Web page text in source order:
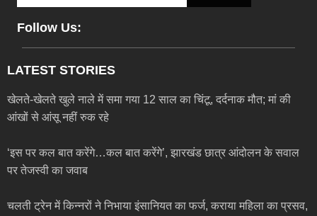
Follow Us:
LATEST STORIES
खेलते-खेलते खुले नाले में समा गया 12 साल का चिंटू, दर्दनाक मौत; मां की
आंखों से आंसू नहीं रुक रहे
‘इस पर कल बात करेंगे…कल बात करेंगे’, झारखंड छात्र आंदोलन के सवाल
पर तेजस्वी का जवाब
चलती ट्रेन में किन्नरों ने निभाया इंसानियत का फर्ज, कराया महिला का प्रसव,